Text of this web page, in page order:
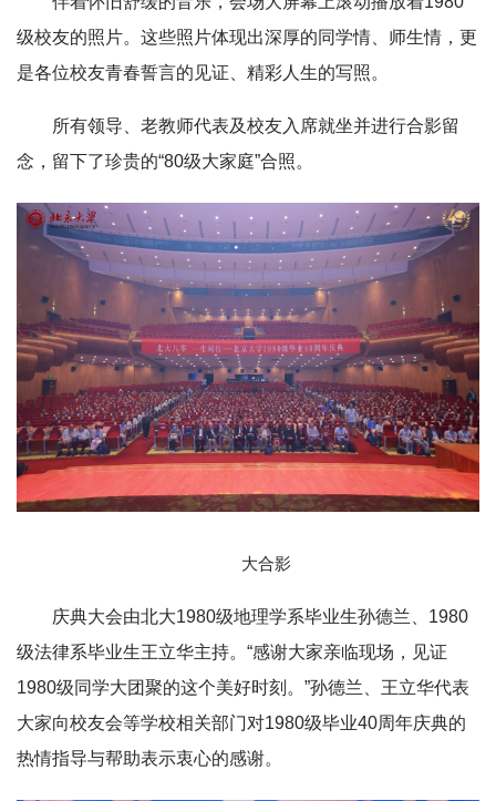
级校友的照片。这些照片体现出深厚的同学情、师生情，更
是各位校友青春誓言的见证、精彩人生的写照。
所有领导、老教师代表及校友入席就坐并进行合影留
念，留下了珍贵的“80级大家庭”合照。
大合影
庆典大会由北大1980级地理学系毕业生孙德兰、1980
级法律系毕业生王立华主持。“感谢大家亲临现场，见证
1980级同学大团聚的这个美好时刻。”孙德兰、王立华代表
大家向校友会等学校相关部门对1980级毕业40周年庆典的
热情指导与帮助表示衷心的感谢。